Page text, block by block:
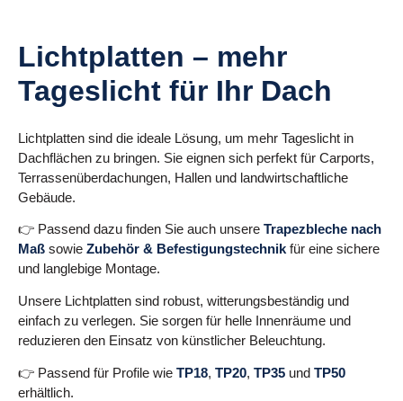
Lichtplatten – mehr
Tageslicht für Ihr Dach
Lichtplatten sind die ideale Lösung, um mehr Tageslicht in
Dachflächen zu bringen. Sie eignen sich perfekt für Carports,
Terrassenüberdachungen, Hallen und landwirtschaftliche
Gebäude.
👉 Passend dazu finden Sie auch unsere Trapezbleche nach
Maß sowie Zubehör & Befestigungstechnik für eine sichere
und langlebige Montage.
Unsere Lichtplatten sind robust, witterungsbeständig und
einfach zu verlegen. Sie sorgen für helle Innenräume und
reduzieren den Einsatz von künstlicher Beleuchtung.
👉 Passend für Profile wie TP18, TP20, TP35 und TP50
erhältlich.